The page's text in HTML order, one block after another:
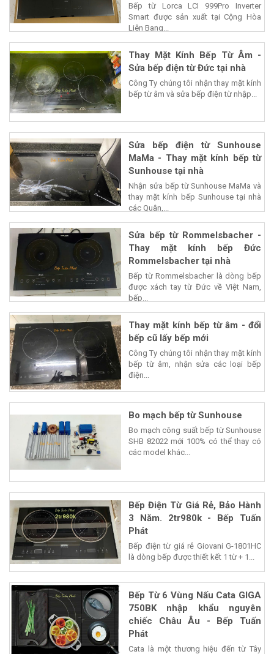
Bếp từ Lorca LCI 999Pro Inverter
Smart được sản xuất tại Cộng Hòa
Liên Bang...
Thay Mặt Kính Bếp Từ Âm -
Sửa bếp điện từ Đức tại nhà
Công Ty chúng tôi nhận thay mặt kính
bếp từ âm và sửa bếp điện từ nhập...
Sửa bếp điện từ Sunhouse
MaMa - Thay mặt kính bếp từ
Sunhouse tại nhà
Nhận sửa bếp từ Sunhouse MaMa và
thay mặt kính bếp Sunhouse tại nhà
các Quận,...
Sửa bếp từ Rommelsbacher -
Thay mặt kính bếp Đức
Rommelsbacher tại nhà
Bếp từ Rommelsbacher là dòng bếp
được xách tay từ Đức về Việt Nam,
bếp...
Thay mặt kính bếp từ âm - đổi
bếp cũ lấy bếp mới
Công Ty chúng tôi nhận thay mặt kính
bếp từ âm, nhận sửa các loại bếp
điện...
Bo mạch bếp từ Sunhouse
Bo mạch công suất bếp từ Sunhouse
SHB 82022 mới 100% có thể thay có
các model khác...
Bếp Điện Từ Giá Rẻ, Bảo Hành
3 Năm. 2tr980k - Bếp Tuấn
Phát
Bếp điện từ giá rẻ Giovani G-1801HC
là dòng bếp được thiết kết 1 từ + 1...
Bếp Từ 6 Vùng Nấu Cata GIGA
750BK nhập khẩu nguyên
chiếc Châu Âu - Bếp Tuấn
Phát
Cata là một thương hiệu đến từ Tây